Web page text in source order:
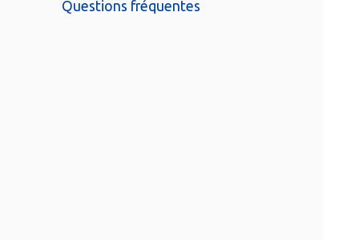
Questions fréquentes